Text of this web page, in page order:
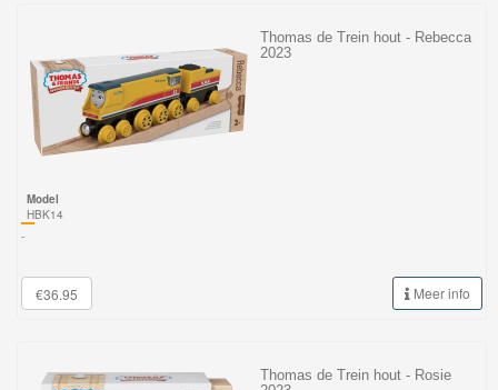
Thomas de Trein hout - Rebecca
2023
Model
HBK14
-
€36.95 Meer info
Thomas de Trein hout - Rosie